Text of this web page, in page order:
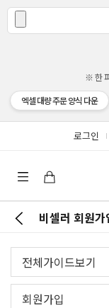
※ 한
엑셀 대량 주문 양식 다운
로그인
비셀러 회원
전체가이드보기
회원가입